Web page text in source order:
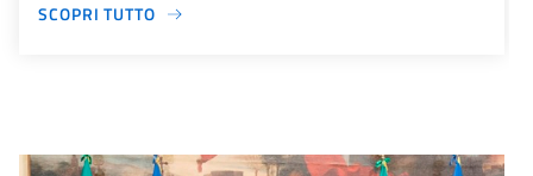
SCOPRI TUTTO